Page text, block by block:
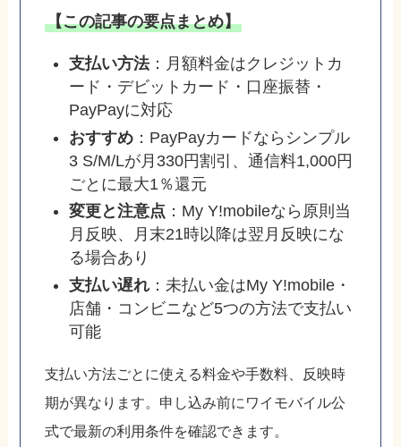
【この記事の要点まとめ】
支払い方法：月額料金はクレジットカ
ード・デビットカード・口座振替・
PayPayに対応
おすすめ ：PayPayカードならシンプル
3 S/M/Lが月330円割引、通信料1,000円
ごとに最大1％還元
変更と注意点 ：My Y!mobileなら原則当
月反映、月末21時以降は翌月反映にな
る場合あり
支払い遅れ ：未払い金はMy Y!mobile・
店舗・コンビニなど5つの方法で支払い
可能
支払い方法ごとに使える料金や手数料、反映時
期が異なります。申し込み前にワイモバイル公
式で最新の利用条件を確認できます。